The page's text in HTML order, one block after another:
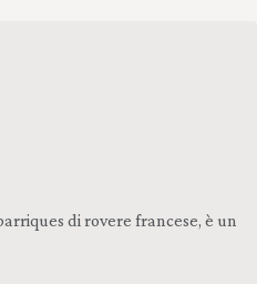
di rovere francese, è un